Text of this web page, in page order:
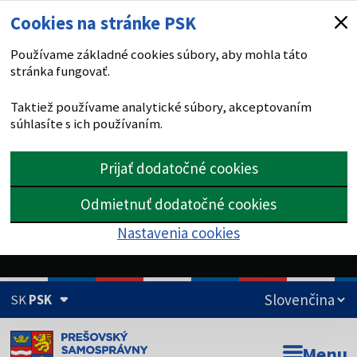
Cookies na stránke PSK
Používame základné cookies súbory, aby mohla táto
stránka fungovať.
Taktiež používame analytické súbory, akceptovaním
súhlasíte s ich používaním.
Prijať dodatočné cookies
Odmietnuť dodatočné cookies
Nastavenia cookies
SKPSK
Doména psk.sk je oficiálna